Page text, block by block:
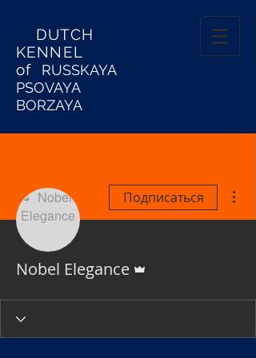
DUTCH
KENNEL
of RUSSKAYA
PSOVAYA
BORZAYA
Подписаться
Nobel Elegance